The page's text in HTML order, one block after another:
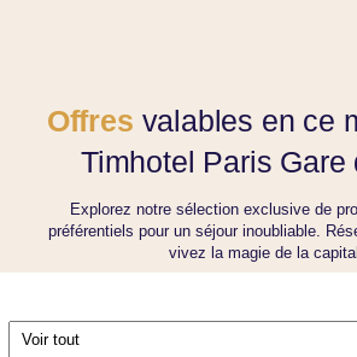
Offres valables en ce
Timhotel Paris Gare
Explorez notre sélection exclusive de
préférentiels pour un séjour inoubliable.
vivez la magie de la
Par liste
Sur une carte
Par thématiques
Nos offres
Les avantages du direct